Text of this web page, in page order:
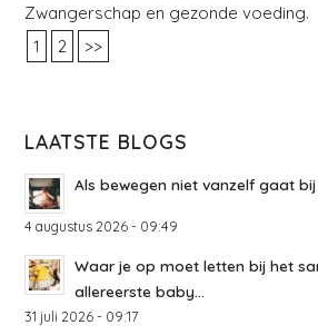
Zwangerschap en gezonde voeding.
1
2 >>
LAATSTE BLOGS
Als bewegen niet vanzelf gaat bij
4 augustus 2026 - 09:49
Waar je op moet letten bij het
allereerste baby...
31 juli 2026 - 09:17